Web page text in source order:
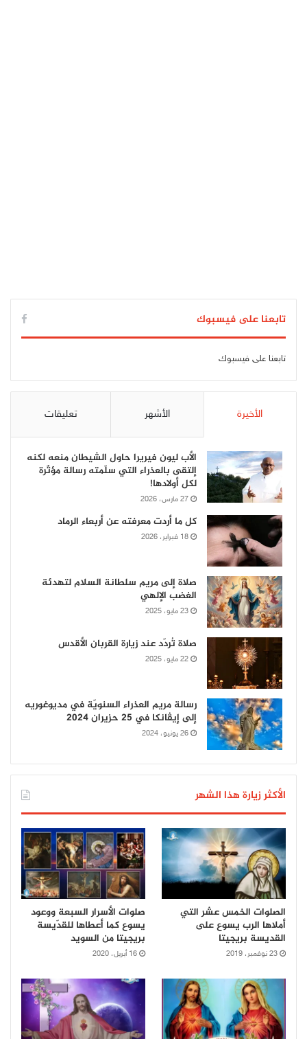
تابعنا على فيسبوك
تابعنا على فيسبوك
الأخيرة الأشهر تعليقات
الأب ليون فيريرا حاول الشيطان منعه لكنه
إلتقى بالعذراء التي سلّمته رسالة مؤثّرة
لكل أولادها!
27 مارس، 2026
كل ما أردت معرفته عن أربعاء الرماد
18 فبراير، 2026
صلاة إلى مريم سلطانة السلام لتهدئة
الغضب الإلهي
23 مايو، 2025
صلاة تُردّد عند زيارة القربان الأقدس
22 مايو، 2025
رسالة مريم العذراء السنويّة في مديوغوريه
إلى إيڤانكا في 25 حزيران 2024
26 يونيو، 2024
الأكثر زيارة هذا الشهر
الصلوات الخمس عشر التي
أملاها الرب يسوع على
القديسة بريجيتا
23 نوفمبر، 2019
صلوات الأسرار السبعة ووعود
يسوع كما أعطاها للقدّيسة
بريجيتا من السويد
16 أبريل، 2020